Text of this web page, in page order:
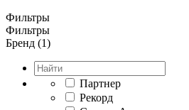
Фильтры
Фильтры
Бренд (1)
Партнер
Рекорд